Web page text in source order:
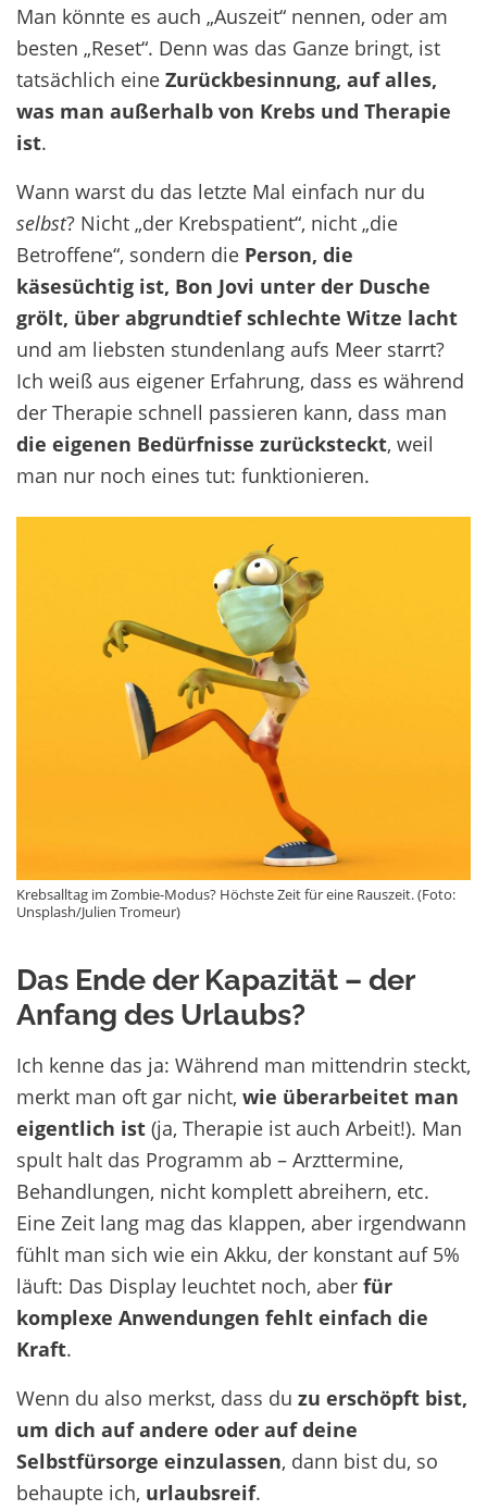
Man könnte es auch „Auszeit“ nennen, oder am
besten „Reset“. Denn was das Ganze bringt, ist
tatsächlich eine Zurückbesinnung, auf alles,
was man außerhalb von Krebs und Therapie
ist.
Wann warst du das letzte Mal einfach nur du
selbst? Nicht „der Krebspatient“, nicht „die
Betroffene“, sondern die Person, die
käsesüchtig ist, Bon Jovi unter der Dusche
grölt, über abgrundtief schlechte Witze lacht
und am liebsten stundenlang aufs Meer starrt?
Ich weiß aus eigener Erfahrung, dass es während
der Therapie schnell passieren kann, dass man
die eigenen Bedürfnisse zurücksteckt, weil
man nur noch eines tut: funktionieren.
Krebsalltag im Zombie-Modus? Höchste Zeit für eine Rauszeit. (Foto:
Unsplash/Julien Tromeur)
Das Ende der Kapazität – der
Anfang des Urlaubs?
Ich kenne das ja: Während man mittendrin steckt,
merkt man oft gar nicht, wie überarbeitet man
eigentlich ist (ja, Therapie ist auch Arbeit!). Man
spult halt das Programm ab – Arzttermine,
Behandlungen, nicht komplett abreihern, etc.
Eine Zeit lang mag das klappen, aber irgendwann
fühlt man sich wie ein Akku, der konstant auf 5%
läuft: Das Display leuchtet noch, aber für
komplexe Anwendungen fehlt einfach die
Kraft.
Wenn du also merkst, dass du zu erschöpft bist,
um dich auf andere oder auf deine
Selbstfürsorge einzulassen, dann bist du, so
behaupte ich, urlaubsreif.